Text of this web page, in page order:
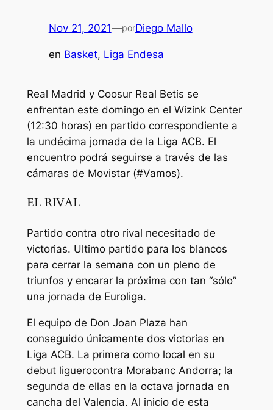
Nov 21, 2021—porDiego Mallo
en Basket, Liga Endesa
Real Madrid y CoosurReal Betis se
enfrentan este domingoen el WizinkCenter
(12:30 horas) en partido correspondiente a
la undécima jornada de la Liga ACB. El
encuentro podrá seguirse a través de las
cámaras de Movistar(#Vamos).
EL RIVAL
Partidocontra otrorival necesitadode
victorias. Ultimo partidopara los blancos
para cerrarla semana con un plenode
triunfos y encarar la próxima con tan “sólo”
una jornada de Euroliga.
El equipo de Don Joan Plaza han
conseguido únicamente dos victorias en
Liga ACB. La primera comolocal en su
debut liguerocontra MorabancAndorra; la
segunda de ellas en la octava jornada en
cancha del Valencia. Al inicio de esta